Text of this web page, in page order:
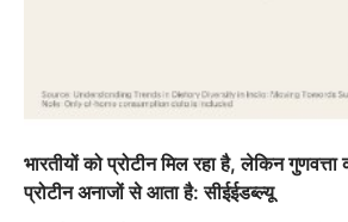
भारतीयों को प्रोटीन मिल रहा है, लेकिन
प्रोटीन अनाजों से आता है: सीईईडब्ल्यू